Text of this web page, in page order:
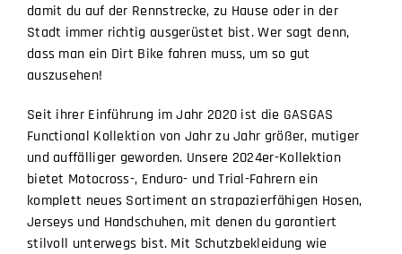
damit du auf der Rennstrecke, zu Hause oder in der
Stadt immer richtig ausgerüstet bist. Wer sagt denn,
dass man ein Dirt Bike fahren muss, um so gut
auszusehen!
Seit ihrer Einführung im Jahr 2020 ist die GASGAS
Functional Kollektion von Jahr zu Jahr größer, mutiger
und auffälliger geworden. Unsere 2024er-Kollektion
bietet Motocross-, Enduro- und Trial-Fahrern ein
komplett neues Sortiment an strapazierfähigen Hosen,
Jerseys und Handschuhen, mit denen du garantiert
stilvoll unterwegs bist. Mit Schutzbekleidung wie